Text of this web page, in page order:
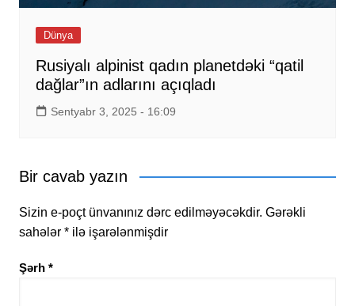
Dünya
Rusiyalı alpinist qadın planetdəki “qatil
dağlar”ın adlarını açıqladı
Sentyabr 3, 2025 - 16:09
Bir cavab yazın
Sizin e-poçt ünvanınız dərc edilməyəcəkdir. Gərəkli
sahələr *ilə işarələnmişdir
Şərh *